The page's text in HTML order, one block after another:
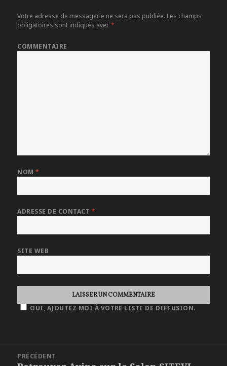
Votre adresse de messagerie ne sera pas publiée. Les champs
obligatoires sont indiqués avec*
COMMENTAIRE
NOM*
ADRESSE DE CONTACT *
SITE WEB
OUI, AJOUTEZ MOI À VOTRE LISTE DE DIFFUSION.
PRÉCÉDENT